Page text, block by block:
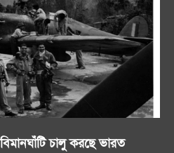
চালু করছে ভারত